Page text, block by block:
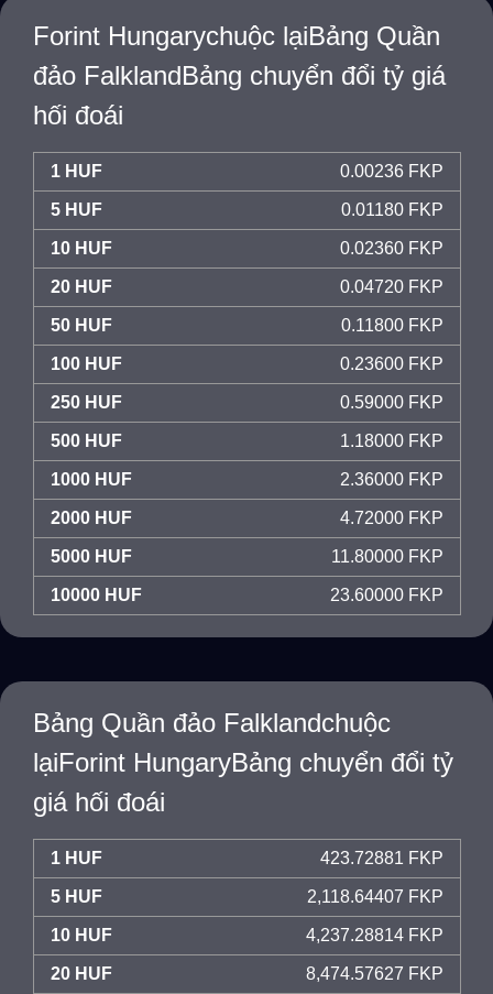
Forint Hungarychuộc lạiBảng Quần
đảo FalklandBảng chuyển đổi tỷ giá
hối đoái
1 HUF 0.00236 FKP
5 HUF 0.01180 FKP
10 HUF 0.02360 FKP
20 HUF 0.04720 FKP
50 HUF 0.11800 FKP
100 HUF 0.23600 FKP
250 HUF 0.59000 FKP
500 HUF 1.18000 FKP
1000 HUF 2.36000 FKP
2000 HUF 4.72000 FKP
5000 HUF 11.80000 FKP
10000 HUF 23.60000 FKP
Bảng Quần đảo Falklandchuộc
lạiForint HungaryBảng chuyển đổi tỷ
giá hối đoái
1 HUF 423.72881 FKP
5 HUF 2,118.64407 FKP
10 HUF 4,237.28814 FKP
20 HUF 8,474.57627 FKP